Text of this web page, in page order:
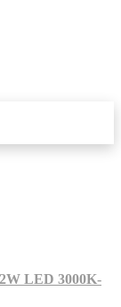
LED 3000K-